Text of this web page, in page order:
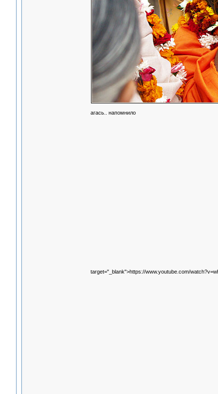
агась.. напомнило
target="_blank">https://www.youtube.com/